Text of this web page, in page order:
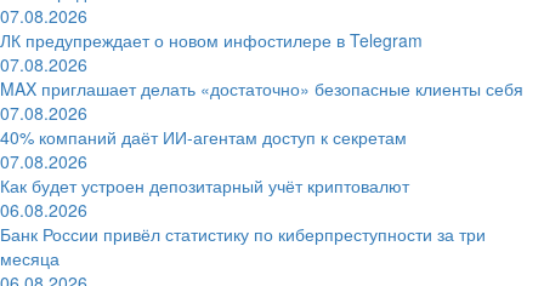
07.08.2026
ЛК предупреждает о новом инфостилере в Telegram
07.08.2026
MAX приглашает делать «достаточно» безопасные клиенты себя
07.08.2026
40% компаний даёт ИИ‑агентам доступ к секретам
07.08.2026
Как будет устроен депозитарный учёт криптовалют
06.08.2026
Банк России привёл статистику по киберпреступности за три
месяца